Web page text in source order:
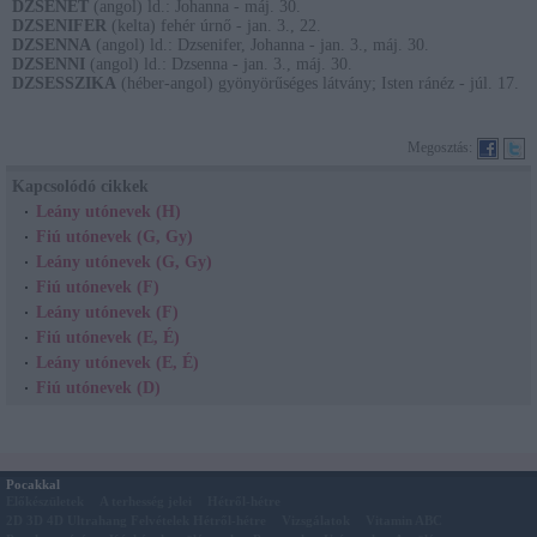
DZSENET (angol) ld.: Johanna - máj. 30.
DZSENIFER (kelta) fehér úrnő - jan. 3., 22.
DZSENNA (angol) ld.: Dzsenifer, Johanna - jan. 3., máj. 30.
DZSENNI
(angol) ld.: Dzsenna - jan. 3., máj. 30.
DZSESSZIKA (héber-angol) gyönyörűséges látvány; Isten ránéz - júl. 17.
Megosztás:
Kapcsolódó cikkek
Leány utónevek (H)
Fiú utónevek (G, Gy)
Leány utónevek (G, Gy)
Fiú utónevek (F)
Leány utónevek (F)
Fiú utónevek (E, É)
Leány utónevek (E, É)
Fiú utónevek (D)
Pocakkal